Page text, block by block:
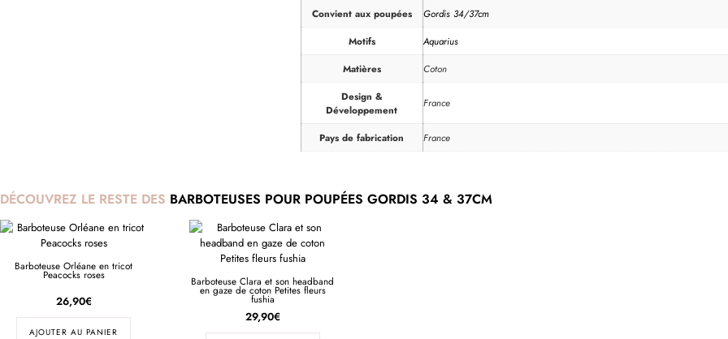
Convient aux poupées
Gordis 34/37cm
Motifs
Aquarius
Matières
Coton
Design &
Développement
France
Pays de fabrication France
DÉCOUVREZ LE RESTE DES BARBOTEUSES POUR POUPÉES GORDIS 34 & 37CM
Barboteuse Orléane en tricot
Peacocks roses
26,90€
AJOUTER AU PANIER
Barboteuse Clara et son headband
en gaze de coton Petites fleurs
fushia
29,90€